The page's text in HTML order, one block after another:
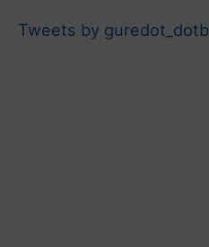
Tweets by guredot_dotb